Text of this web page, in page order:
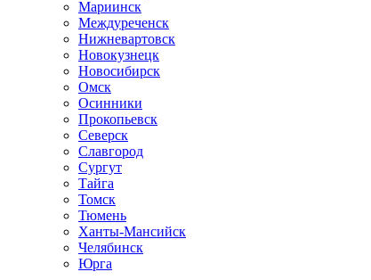
Мариинск
Междуреченск
Нижневартовск
Новокузнецк
Новосибирск
Омск
Осинники
Прокопьевск
Северск
Славгород
Сургут
Тайга
Томск
Тюмень
Ханты-Мансийск
Челябинск
Юрга